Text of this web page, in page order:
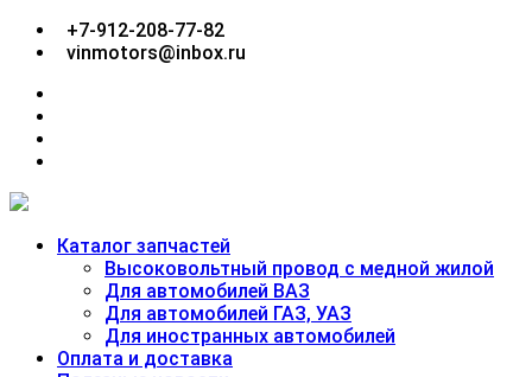
Перейти+7-912-208-77-82
vinmotors@inbox.ru
Каталог запчастей
Высоковольтный провод с медной жилой
Для автомобилей ВАЗ
Для автомобилей ГАЗ, УАЗ
Для иностранных автомобилей
Оплата и доставка